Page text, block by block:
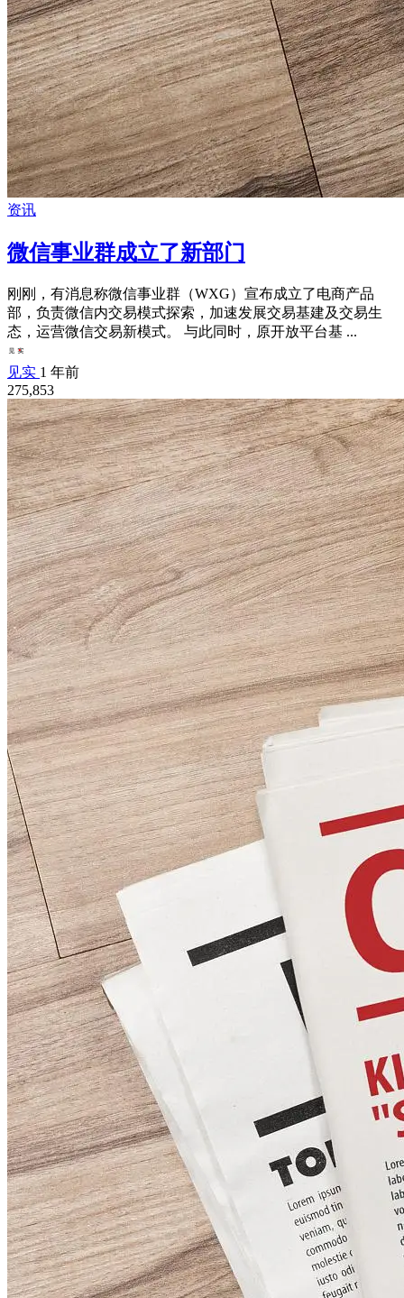
资讯
微信事业群成立了新部门
刚刚，有消息称微信事业群（WXG）宣布成立了电商产品
部，负责微信内交易模式探索，加速发展交易基建及交易生
态，运营微信交易新模式。 与此同时，原开放平台基 ...
见实 1 年前
275,853